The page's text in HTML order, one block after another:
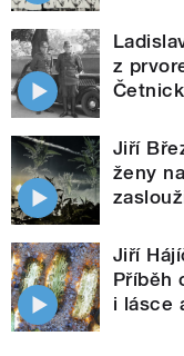
z
Jiří
ženy
Jiří
Příběh
i lásce